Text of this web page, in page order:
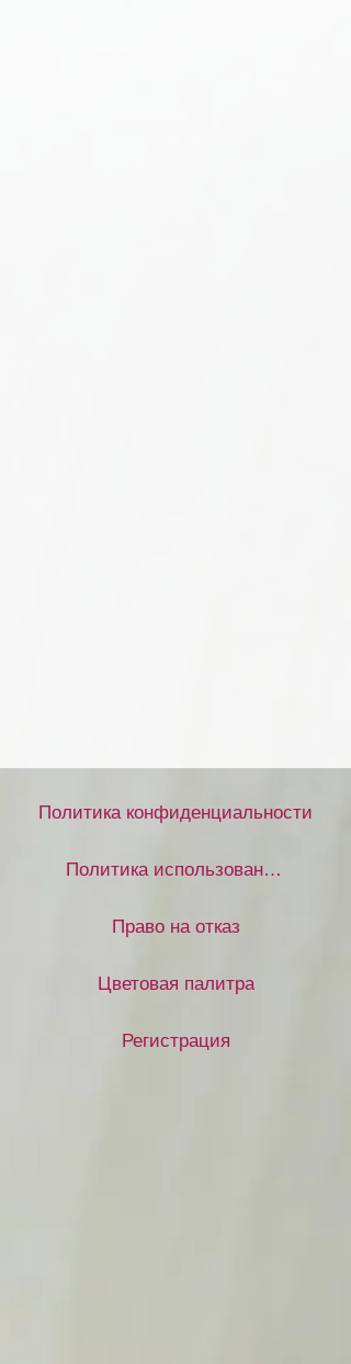
Политика конфиденциальности
Политика использования файлов cookie
Право на отказ
Цветовая палитра
Регистрация